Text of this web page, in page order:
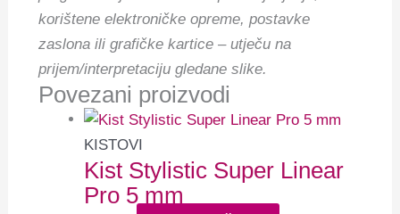
korištene elektroničke opreme, postavke
zaslona ili grafičke kartice – utječu na
prijem/interpretaciju gledane slike.
Povezani proizvodi
KISTOVI
Kist Stylistic Super Linear
Pro 5 mm